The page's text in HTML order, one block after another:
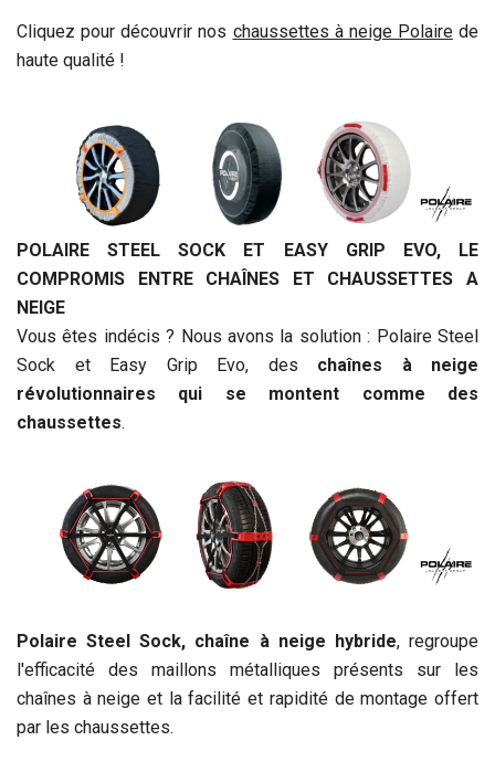
Cliquez pour découvrir nos chaussettes à neige Polairede
haute qualité !
POLAIRE STEEL SOCK ET EASY GRIP EVO, LE
COMPROMIS ENTRE CHAÎNES ET CHAUSSETTES A
NEIGE
Vous êtes indécis ? Nous avons la solution : Polaire Steel
Sock et Easy Grip Evo, des chaînes à neige
révolutionnaires qui se montent comme des
chaussettes.
Polaire Steel Sock, chaîne à neige hybride, regroupe
l'efficacité des maillons métalliques présents sur les
chaînes à neige et la facilité et rapidité de montage offert
par les chaussettes.